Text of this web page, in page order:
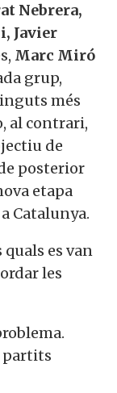
Nebrera,
Javier
Marc Miró
grup,
més
al contrari,
de
posterior
etapa
Catalunya.
es van
les
partits